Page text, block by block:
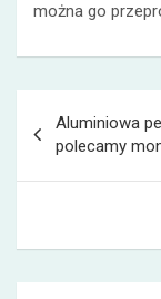
można go
wpisu
Aluminiowa
polecamy